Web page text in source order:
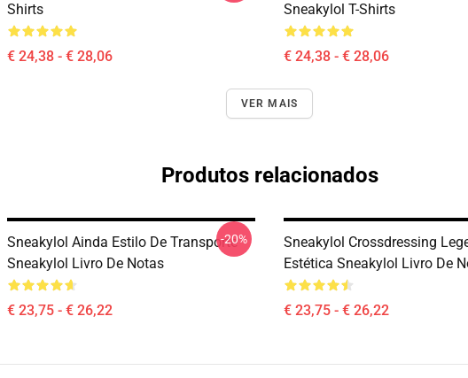
Shirts
€ 24,38 - € 28,06
Sneakylol T-Shirts
€ 24,38 - € 28,06
VER MAIS
Produtos relacionados
Sneakylol Ainda Estilo De Transporte
Sneakylol Livro De Notas
€ 23,75 - € 26,22
-20%
Sneakylol Crossdressing
Estética Sneakylol Livro De
€ 23,75 - € 26,22